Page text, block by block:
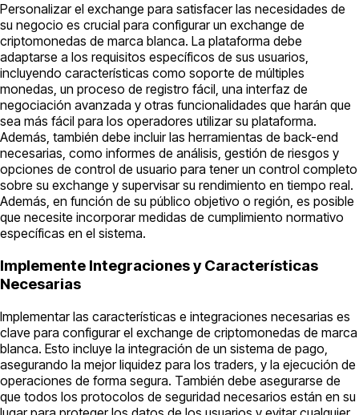
Personalizar el exchange para satisfacer las necesidades de
su negocio es crucial para configurar un exchange de
criptomonedas de marca blanca. La plataforma debe
adaptarse a los requisitos específicos de sus usuarios,
incluyendo características como soporte de múltiples
monedas, un proceso de registro fácil, una interfaz de
negociación avanzada y otras funcionalidades que harán que
sea más fácil para los operadores utilizar su plataforma.
Además, también debe incluir las herramientas de back-end
necesarias, como informes de análisis, gestión de riesgos y
opciones de control de usuario para tener un control completo
sobre su exchange y supervisar su rendimiento en tiempo real.
Además, en función de su público objetivo o región, es posible
que necesite incorporar medidas de cumplimiento normativo
específicas en el sistema.
Implemente Integraciones y Características
Necesarias
Implementar las características e integraciones necesarias es
clave para configurar el exchange de criptomonedas de marca
blanca. Esto incluye la integración de un sistema de pago,
asegurando la mejor liquidez para los traders, y la ejecución de
operaciones de forma segura. También debe asegurarse de
que todos los protocolos de seguridad necesarios están en su